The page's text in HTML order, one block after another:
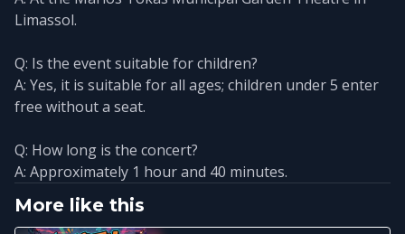
Limassol.
Q: Is the event suitable for children?
A: Yes, it is suitable for all ages; children under 5 enter
free without a seat.
Q: How long is the concert?
A: Approximately 1 hour and 40 minutes.
More like this